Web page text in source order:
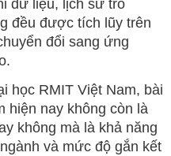
dữ liệu, lịch sử trò
đều được tích lũy trên
đổi sang ứng
học RMIT Việt Nam, bài
hiện nay không còn là
không mà là khả năng
và mức độ gắn kết